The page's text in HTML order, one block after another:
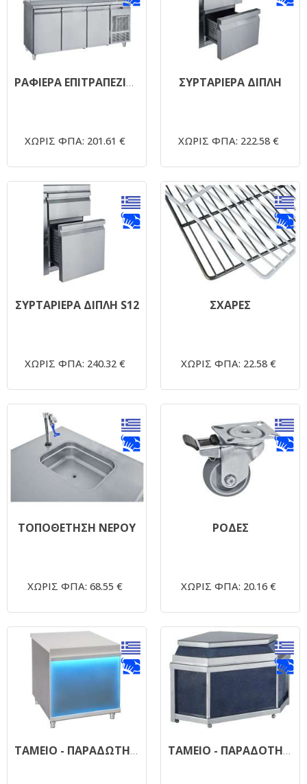
ΡΑΦΙΕΡΑ ΕΠΙΤΡΑΠΕΖΙΑ ΜΕ 2 ΡΑΦΙΑ 110x35x70cm
ΧΩΡΙΣ ΦΠΑ: 201.61 €
ΣΥΡΤΑΡΙΕΡΑ ΔΙΠΛΗ
ΧΩΡΙΣ ΦΠΑ: 222.58 €
ΣΥΡΤΑΡΙΕΡΑ ΔΙΠΛΗ S12
ΧΩΡΙΣ ΦΠΑ: 240.32 €
ΣΧΑΡΕΣ
ΧΩΡΙΣ ΦΠΑ: 22.58 €
ΤΟΠΟΘΕΤΗΣΗ ΝΕΡΟΥ
ΧΩΡΙΣ ΦΠΑ: 68.55 €
ΡΟΔΕΣ
ΧΩΡΙΣ ΦΠΑ: 20.16 €
ΤΑΜΕΙΟ - ΠΑΡΑΔΩΤΗΡΙΟ CORIAN FROST 80x70x85 ΤΑΜΕΙΟ - ΠΑΡΑΔΟΤΗΡΙΟ ΓΩΝΙΑΚΟ FROST